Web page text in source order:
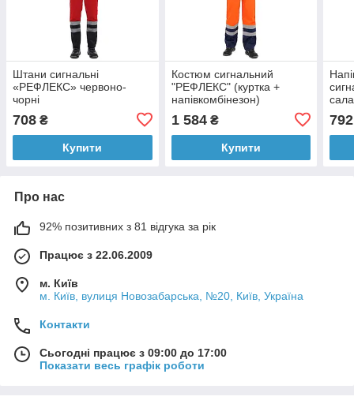
Штани сигнальні
«РЕФЛЕКС» червоно-
чорні
708 ₴
Купити
Костюм сигнальний
"РЕФЛЕКС" (куртка +
напівкомбінезон)
1 584₴
Купити
792
Про нас
92% позитивних з 81 відгука за рік
Працює з 22.06.2009
м. Київ
м. Київ, вулиця Новозабарська, №20, Київ, Україна
Контакти
Сьогодні працює з 09:00 до 17:00
Показати весь графік роботи